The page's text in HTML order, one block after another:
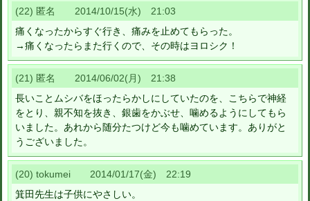
(22) 匿名 2014/10/15(水) 21:03
痛くなったからすぐ行き、痛みを止めてもらった。
→痛くなったらまた行くので、その時はヨロシク！
(21) 匿名 2014/06/02(月) 21:38
長いことムシバをほったらかしにしていたのを、こちらで神経
をとり、親不知を抜き、銀歯をかぶせ、噛めるようにしてもら
いました。あれから随分たつけど今も噛めています。ありがと
うございました。
(20) tokumei 2014/01/17(金) 22:19
箕田先生は子供にやさしい。